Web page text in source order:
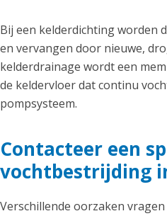
Bij een kelderdichting worden
en vervangen door nieuwe,
kelderdrainage wordt een
de keldervloer dat continu
pompsysteem.
Contacteer een
vochtbestrijding
Verschillende oorzaken